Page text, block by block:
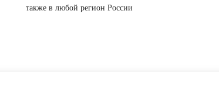
также в любой регион России